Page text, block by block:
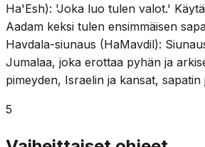
Ha'Esh): 'Joka luo tulen valot.'
Aadam keksi tulen ensimmäisen
Havdala-siunaus (HaMavdil):
Jumalaa, joka erottaa pyhän ja
pimeyden, Israelin ja kansat, sapatin
5